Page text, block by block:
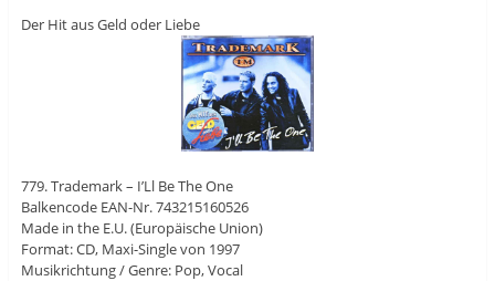
Der Hit aus Geld oder Liebe
779. Trademark – I’Ll Be The One
Balkencode EAN-Nr. 743215160526
Made in the E.U. (Europäische Union)
Format: CD, Maxi-Single von 1997
Musikrichtung / Genre: Pop, Vocal